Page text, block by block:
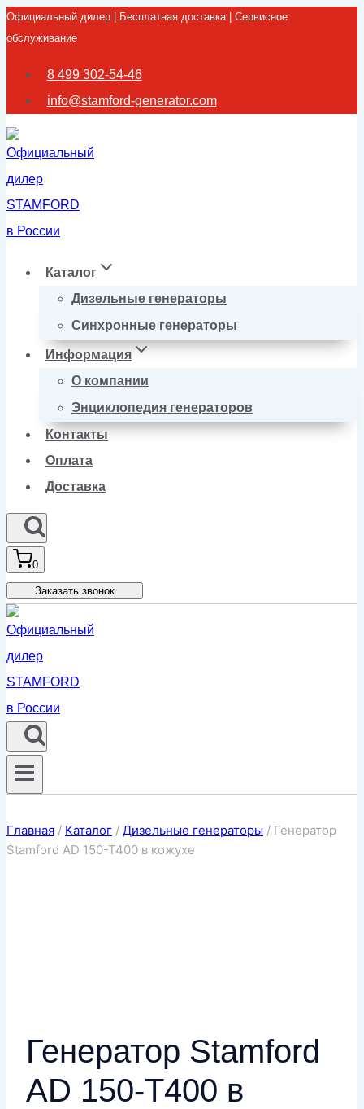
Перейти
к
содержимому
Официальный дилер | Бесплатная доставка | Сервисное
обслуживание
8 499 302-54-46
info@stamford-generator.com
Каталог
Дизельные генераторы
Синхронные генераторы
Информация
О компании
Энциклопедия генераторов
Контакты
Оплата
Доставка
0
Заказать звонок
Главная / Каталог / Дизельные генераторы / Генератор
Stamford AD 150-T400 в кожухе
Генератор Stamford
AD 150-T400 в